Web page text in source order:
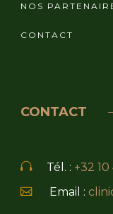
NOS
CONTACT
CONTACT
Tél. : +32 10
Email :